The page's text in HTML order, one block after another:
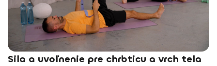
Sila a uvoľnenie pre chrbticu a vrch tela